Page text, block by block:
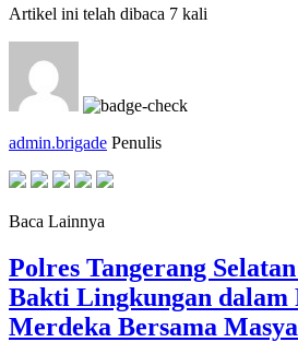
Artikel ini telah dibaca 7 kali
admin.brigade Penulis
Baca Lainnya
Polres Tangerang
Bakti Lingkungan dalam
Merdeka Bersama